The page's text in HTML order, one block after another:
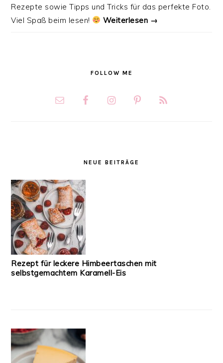
Rezepte sowie Tipps und Tricks für das perfekte Foto.
Viel Spaß beim lesen!
Weiterlesen →
FOLLOW ME
NEUE BEITRÄGE
Rezept für leckere Himbeertaschen mit
selbstgemachtem Karamell-Eis